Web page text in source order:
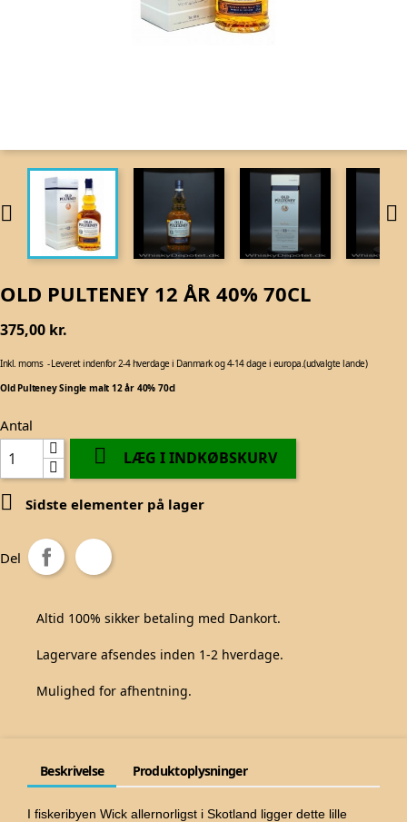
 
OLD PULTENEY 12 ÅR 40% 70CL
375,00 kr.
Inkl. moms
Leveret indenfor 2-4 hverdage i Danmark og 4-14 dage i europa.(udvalgte lande)
Old Pulteney Single malt 12 år 40% 70cl
Antal
 LÆG I INDKØBSKURV
 Sidste elementer på lager
Del
Altid 100% sikker betaling med Dankort.
Lagervare afsendes inden 1-2 hverdage.
Mulighed for afhentning.
Beskrivelse Produktoplysninger
I fiskeribyen Wick allernorligst i Skotland ligger dette lille